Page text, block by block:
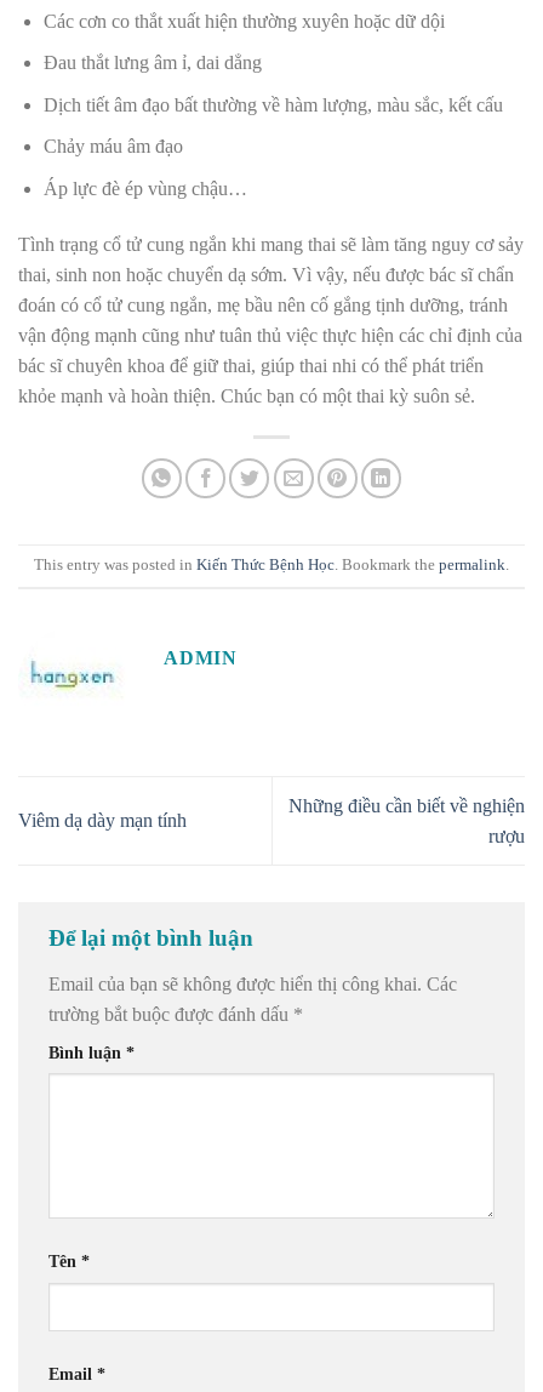
Các cơn co thắt xuất hiện thường xuyên hoặc dữ dội
Đau thắt lưng âm ỉ, dai dẳng
Dịch tiết âm đạo bất thường về hàm lượng, màu sắc, kết cấu
Chảy máu âm đạo
Áp lực đè ép vùng chậu…
Tình trạng cổ tử cung ngắn khi mang thai sẽ làm tăng nguy cơ sảy
thai, sinh non hoặc chuyển dạ sớm. Vì vậy, nếu được bác sĩ chẩn
đoán có cổ tử cung ngắn, mẹ bầu nên cố gắng tịnh dưỡng, tránh
vận động mạnh cũng như tuân thủ việc thực hiện các chỉ định của
bác sĩ chuyên khoa để giữ thai, giúp thai nhi có thể phát triển
khỏe mạnh và hoàn thiện. Chúc bạn có một thai kỳ suôn sẻ.
This entry was posted in Kiến Thức Bệnh Học. Bookmark the permalink.
ADMIN
Viêm dạ dày mạn tính
Những điều cần biết về nghiện
rượu
Để lại một bình luận
Email của bạn sẽ không được hiển thị công khai. Các
trường bắt buộc được đánh dấu *
Bình luận *
Tên *
Email *